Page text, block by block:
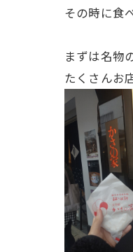
その時に食
まずは名物
たくさんお